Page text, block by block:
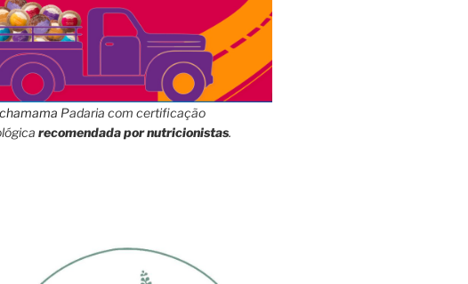
Padaria com certificação
recomendada por nutricionistas.